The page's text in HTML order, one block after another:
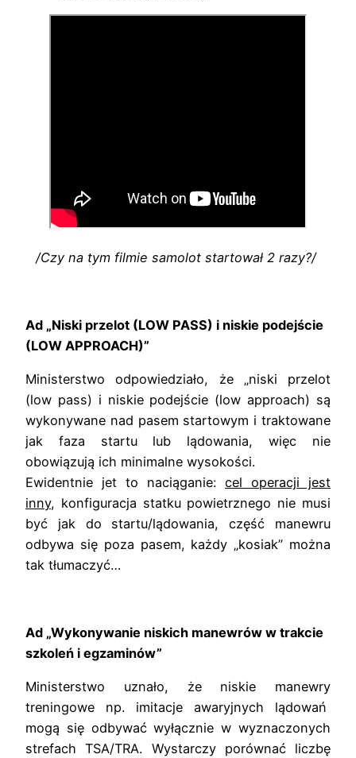
/Czy na tym filmie samolot startował 2 razy?/
Ad „Niski przelot (LOW PASS) i niskie podejście
(LOW APPROACH)”
Ministerstwo odpowiedziało, że „niski przelot
(low pass) i niskie podejście (low approach) są
wykonywane nad pasem startowym i traktowane
jak faza startu lub lądowania, więc nie
obowiązują ich minimalne wysokości.
Ewidentnie jet to naciąganie: cel operacji jest
inny, konfiguracja statku powietrznego nie musi
być jak do startu/lądowania, część manewru
odbywa się poza pasem, każdy „kosiak” można
tak tłumaczyć…
Ad „Wykonywanie niskich manewrów w trakcie
szkoleń i egzaminów”
Ministerstwo uznało, że niskie manewry
treningowe np. imitacje awaryjnych lądowań
mogą się odbywać wyłącznie w wyznaczonych
strefach TSA/TRA. Wystarczy porównać liczbę